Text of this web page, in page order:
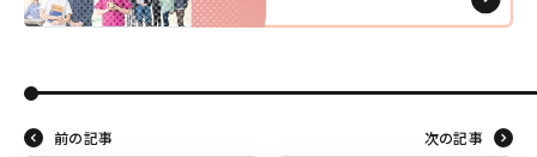
前の記事 次の記事